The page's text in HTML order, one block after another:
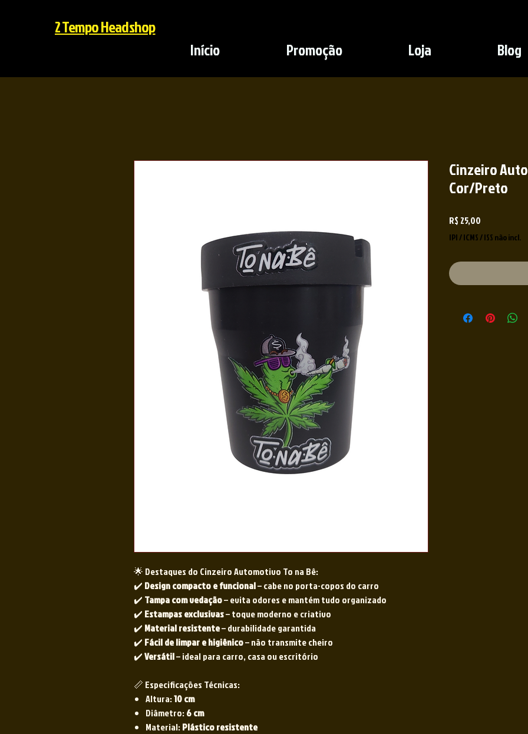
Início Promoção Loja Blog
2 Tempo Headshop
🌟 Destaques do Cinzeiro Automotivo To na Bê:
✔️ Design compacto e funcional– cabe no porta-copos do carro
✔️ Tampa com vedação– evita odores e mantém tudo organizado
✔️ Estampas exclusivas– toque moderno e criativo
✔️ Material resistente– durabilidade garantida
✔️ Fácil de limpar e higiênico– não transmite cheiro
✔️Versátil– ideal para carro, casa ou escritório
📏 Especificações Técnicas:
Altura:10 cm
Diâmetro:6 cm
Material:Plástico resistente
Cinzeiro
Cor/Preto
R$ 25,00
IPI / ICMS / ISS não incl.